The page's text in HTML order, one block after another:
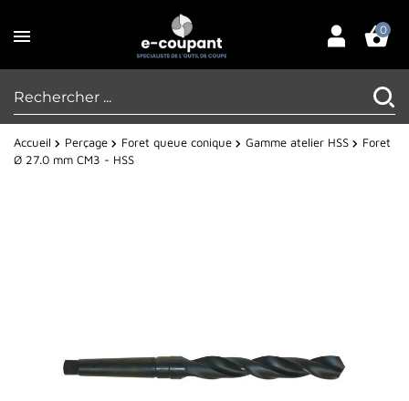
0
Accueil Perçage Foret queue conique Gamme atelier HSS
Foret
Ø 27.0 mm CM3 - HSS